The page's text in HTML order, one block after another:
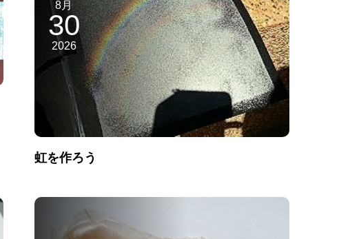
8月
30
2026
虹を作ろう